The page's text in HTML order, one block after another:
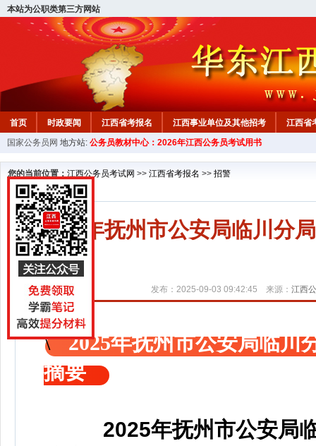
本站为公职类第三方网站
首页 时政要闻 江西省考报名 江西事业单位及其他招考 江西省
教材中心
国家公务员网 地方站: 公务员教材中心：2026年江西公务员考试用书
您的当前位置： 江西公务员考试网 >> 江西省考报名 >> 招警
2025年抚州市公安局临川分
发布：2025-09-03 09:42:45 来源： 江西
2025年抚州市公安局临川
摘要
2025年抚州市公安局